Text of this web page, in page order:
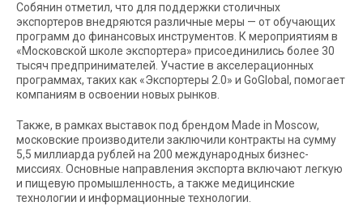
Собянин отметил, что для поддержки столичных
экспортеров внедряются различные меры — от обучающих
программ до финансовых инструментов. К мероприятиям в
«Московской школе экспортера» присоединились более 30
тысяч предпринимателей. Участие в акселерационных
программах, таких как «Экспортеры 2.0» и GoGlobal, помогает
компаниям в освоении новых рынков.
Также, в рамках выставок под брендом Made in Moscow,
московские производители заключили контракты на сумму
5,5 миллиарда рублей на 200 международных бизнес-
миссиях. Основные направления экспорта включают легкую
и пищевую промышленность, а также медицинские
технологии и информационные технологии.